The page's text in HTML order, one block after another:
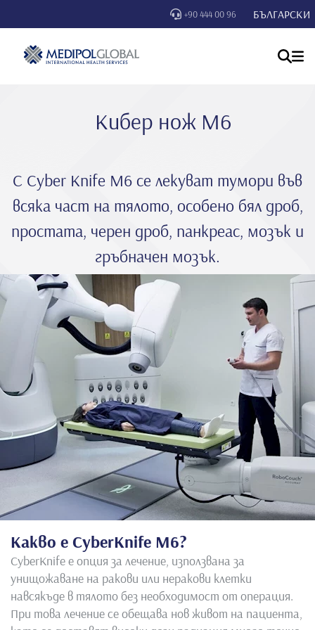
+90 444 00 96 БЪЛГАРСКИ
Кибер нож M6
С Cyber Knife M6 се лекуват тумори във
всяка част на тялото, особено бял дроб,
простата, черен дроб, панкреас, мозък и
гръбначен мозък.
Какво е CyberKnife M6?
CyberKnife е опция за лечение, използвана за
унищожаване на ракови или неракови клетки
навсякъде в тялото без необходимост от операция.
При това лечение се обещава нов живот на пациента,